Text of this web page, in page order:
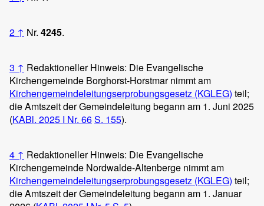
2 ↑ Nr. 4245.
3 ↑ Redaktioneller Hinweis: Die Evangelische
Kirchengemeinde Borghorst-Horstmar nimmt am
Kirchengemeindeleitungserprobungsgesetz (KGLEG) teil;
die Amtszeit der Gemeindeleitung begann am 1. Juni 2025
(KABl. 2025 I Nr. 66S. 155).
4 ↑ Redaktioneller Hinweis: Die Evangelische
Kirchengemeinde Nordwalde-Altenberge nimmt am
Kirchengemeindeleitungserprobungsgesetz (KGLEG) teil;
die Amtszeit der Gemeindeleitung begann am 1. Januar